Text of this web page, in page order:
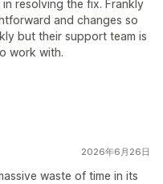
resolving the fix. Frankly
and changes so
but their support team is
work with.
2026年6月26日
waste of time in its